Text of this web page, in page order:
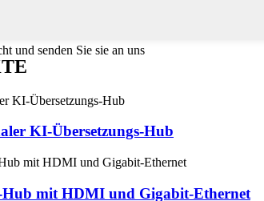
und senden Sie sie an uns
KI-Übersetzungs-Hub
Hub mit HDMI und Gigabit-Ethernet